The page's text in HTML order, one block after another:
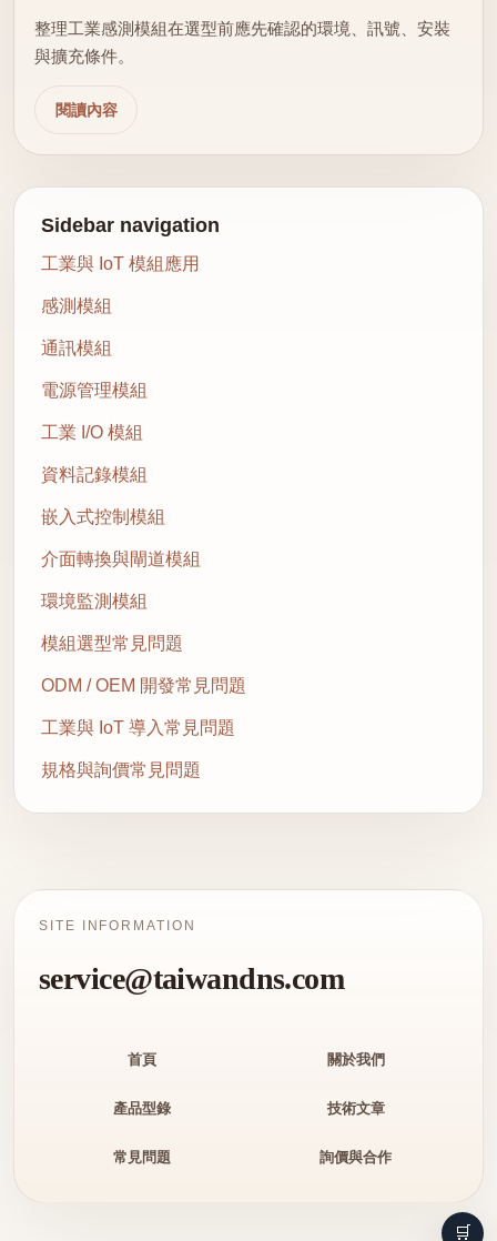
整理工業感測模組在選型前應先確認的環境、訊號、安裝
與擴充條件。
閱讀內容
Sidebar navigation
工業與 IoT 模組應用
感測模組
通訊模組
電源管理模組
工業 I/O 模組
資料記錄模組
嵌入式控制模組
介面轉換與閘道模組
環境監測模組
模組選型常見問題
ODM / OEM 開發常見問題
工業與 IoT 導入常見問題
規格與詢價常見問題
SITE INFORMATION
service@taiwandns.com
首頁 關於我們
產品型錄 技術文章
常見問題 詢價與合作
🛒